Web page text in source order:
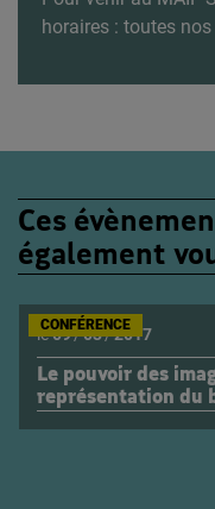
horaires : toutes
Ces
également
Le pouvoir des
représentation du
le09/03/2017
CONFÉRENCE